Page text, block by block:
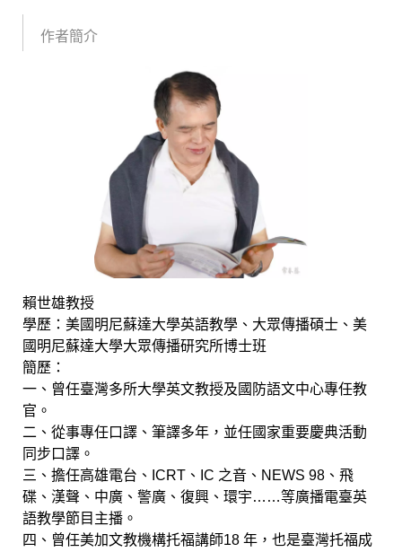
作者簡介
賴世雄教授
學歷：美國明尼蘇達大學英語教學、大眾傳播碩士、美
國明尼蘇達大學大眾傳播研究所博士班
簡歷：
一、曾任臺灣多所大學英文教授及國防語文中心專任教
官。
二、從事專任口譯、筆譯多年，並任國家重要慶典活動
同步口譯。
三、擔任高雄電台、ICRT、IC 之音、NEWS 98、飛
碟、漢聲、中廣、警廣、復興、環宇……等廣播電臺英
語教學節目主播。
四、曾任美加文教機構托福講師18 年，也是臺灣托福成